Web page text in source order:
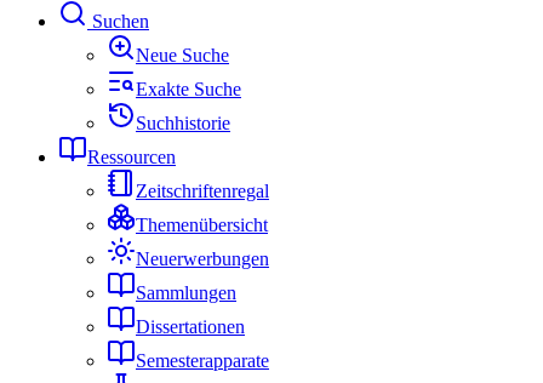
Suchen
Neue Suche
Exakte Suche
Suchhistorie
Ressourcen
Zeitschriftenregal
Themenübersicht
Neuerwerbungen
Sammlungen
Dissertationen
Semesterapparate